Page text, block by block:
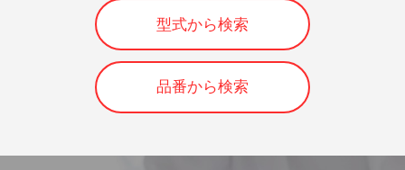
型式から検索
品番から検索